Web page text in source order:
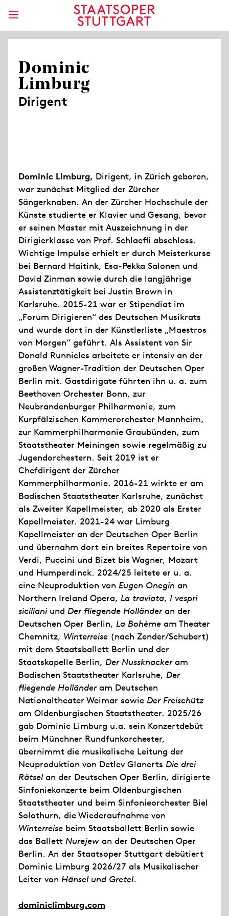
Dominic
Limburg
Dirigent
Dominic Limburg, Dirigent, in Zürich geboren,
war zunächst Mitglied der Zürcher
Sängerknaben. An der Zürcher Hochschule der
Künste studierte er Klavier und Gesang, bevor
er seinen Master mit Auszeichnung in der
Dirigierklasse von Prof. Schlaefli abschloss.
Wichtige Impulse erhielt er durch Meisterkurse
bei Bernard Haitink, Esa-Pekka Salonen und
David Zinman sowie durch die langjährige
Assistenztätigkeit bei Justin Brown in
Karlsruhe. 2015-21 war er Stipendiat im
„Forum Dirigieren“ des Deutschen Musikrats
und wurde dort in der Künstlerliste „Maestros
von Morgen“ geführt. Als Assistent von Sir
Donald Runnicles arbeitete er intensiv an der
großen Wagner-Tradition der Deutschen Oper
Berlin mit. Gastdirigate führten ihn u. a. zum
Beethoven Orchester Bonn, zur
Neubrandenburger Philharmonie, zum
Kurpfälzischen Kammerorchester Mannheim,
zur Kammerphilharmonie Graubünden, zum
Staatstheater Meiningen sowie regelmäßig zu
Jugendorchestern. Seit 2019 ist er
Chefdirigent der Zürcher
Kammerphilharmonie. 2016-21 wirkte er am
Badischen Staatstheater Karlsruhe, zunächst
als Zweiter Kapellmeister, ab 2020 als Erster
Kapellmeister. 2021-24 war Limburg
Kapellmeister an der Deutschen Oper Berlin
und übernahm dort ein breites Repertoire von
Verdi, Puccini und Bizet bis Wagner, Mozart
und Humperdinck. 2024/25 leitete er u. a.
eine Neuproduktion von Eugen Onegin an
Northern Ireland Opera, La traviata, I vespri
sicilianiund Der fliegende Holländeran der
Deutschen Oper Berlin, La Bohème am Theater
Chemnitz, Winterreise (nach Zender/Schubert)
mit dem Staatsballett Berlin und der
Staatskapelle Berlin, Der Nussknackeram
Badischen Staatstheater Karlsruhe, Der
fliegende Holländeram Deutschen
Nationaltheater Weimar sowie Der Freischütz
am Oldenburgischen Staatstheater. 2025/26
gab Dominic Limburg u.a. sein Konzertdebüt
beim Münchner Rundfunkorchester,
übernimmt die musikalische Leitung der
Neuproduktion von Detlev Glanerts Die drei
Rätselan der Deutschen Oper Berlin, dirigierte
Sinfoniekonzerte beim Oldenburgischen
Staatstheater und beim Sinfonieorchester Biel
Solothurn, die Wiederaufnahme von
Winterreise beim Staatsballett Berlin sowie
das Ballett Nurejew an der Deutschen Oper
Berlin. An der Staatsoper Stuttgart debütiert
Dominic Limburg 2026/27 als Musikalischer
Leiter von Hänsel und Gretel.
dominiclimburg.com